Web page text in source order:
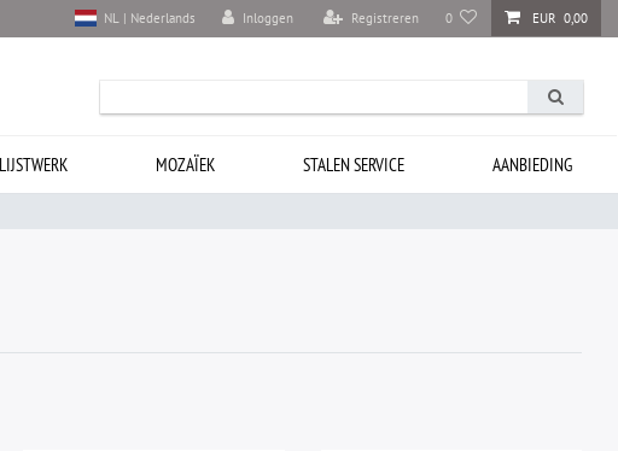
Inloggen Registreren 0 EUR 0,00
NL | Nederlands
LIJSTWERK MOZAÏEK STALEN SERVICE AANBIEDING